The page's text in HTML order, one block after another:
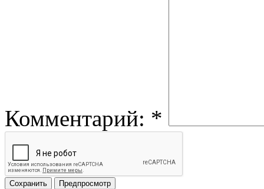
Комментарий: *